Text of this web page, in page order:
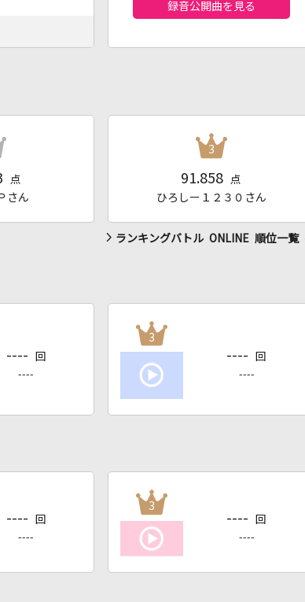
録音公開曲を見る
点
さん
3
91.858
点
ひろしー１２３０さん
ランキングバトル ONLINE 順位一覧
---- 回
----
3
---- 回
----
---- 回
----
3
---- 回
----